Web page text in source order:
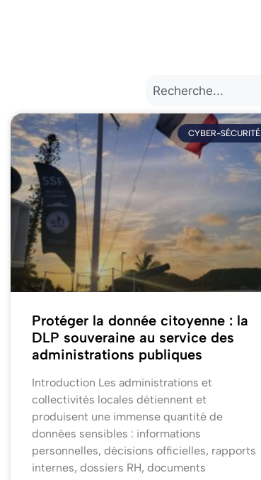
CYBER-SÉCURITÉ
Protéger la donnée citoyenne : la
DLP souveraine au service des
administrations publiques
Introduction Les administrations et
collectivités locales détiennent et
produisent une immense quantité de
données sensibles : informations
personnelles, décisions officielles, rapports
internes, dossiers RH, documents